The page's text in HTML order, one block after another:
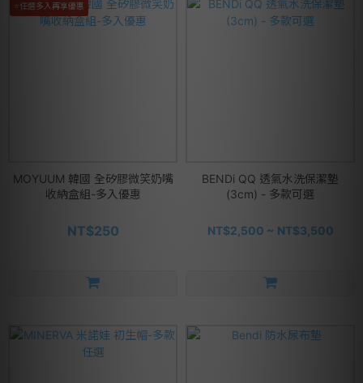
⭐任選多入再享優惠
MOYUUM 韓國 全矽膠微笑奶嘴
收納盒組-多入優惠
NT$250
BENDi QQ 透氣水洗保潔墊
(3cm) - 多款可選
NT$2,500 ~ NT$3,500